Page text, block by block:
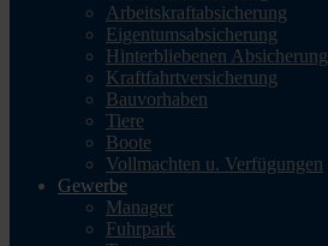
Arbeitskraftabsicherung
Eigentumsabsicherung
Hinterbliebenen Absicherung
Kraftfahrtversicherung
Bauvorhaben
Tiere
Boote
Vollmachten u. Verfügungen
Gewerbe
Manager
Fuhrpark